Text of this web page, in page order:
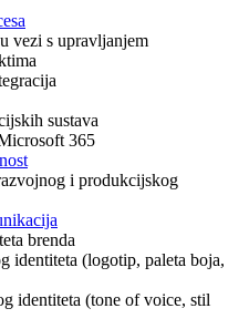
vezi s upravljanjem
sustava
365
i produkcijskog
brenda
identiteta (logotip, paleta boja,
identiteta (tone of voice, stil